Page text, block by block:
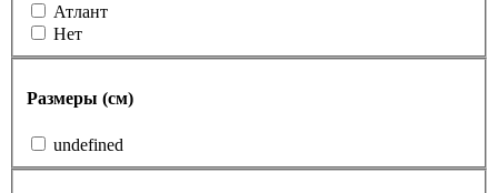
Атлант
Нет
Размеры (см)
undefined